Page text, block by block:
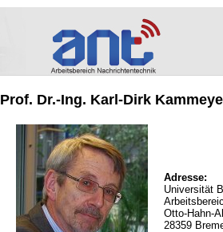
Prof. Dr.-Ing. Karl-Dirk
Adresse:
Universität
Otto-Hahn-
28359